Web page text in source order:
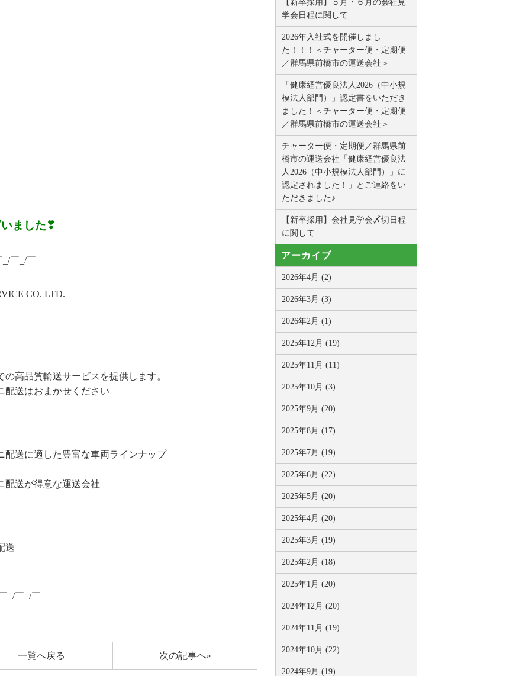
ました❣
_/￣_/￣
CO. LTD.
高品質輸送サービスを提供します。
送はおまかせください
送に適した豊富な車両ラインナップ
送が得意な運送会社
送
_/￣_/￣
次の記事へ»
一覧へ戻る
【新卒採用】５月・６月の会社見
学会日程に関して
2026年入社式を開催しまし
た！！！＜チャーター便・定期便
／群馬県前橋市の運送会社＞
「健康経営優良法人2026（中小規
模法人部門）」認定書をいただき
ました！＜チャーター便・定期便
／群馬県前橋市の運送会社＞
チャーター便・定期便／群馬県前
橋市の運送会社「健康経営優良法
人2026（中小規模法人部門）」に
認定されました！」とご連絡をい
ただきました♪
【新卒採用】会社見学会〆切日程
に関して
アーカイブ
2026年4月 (2)
2026年3月 (3)
2026年2月 (1)
2025年12月 (19)
2025年11月 (11)
2025年10月 (3)
2025年9月 (20)
2025年8月 (17)
2025年7月 (19)
2025年6月 (22)
2025年5月 (20)
2025年4月 (20)
2025年3月 (19)
2025年2月 (18)
2025年1月 (20)
2024年12月 (20)
2024年11月 (19)
2024年10月 (22)
2024年9月 (19)